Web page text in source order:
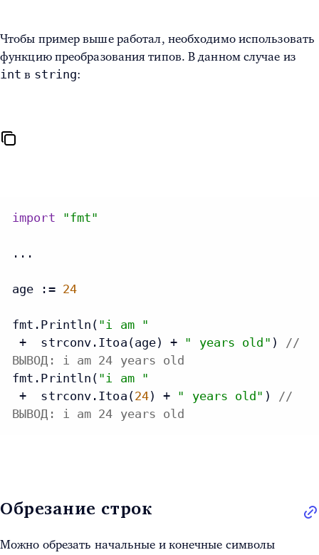
Чтобы пример выше работал, необходимо использовать
функцию преобразования типов. В данном случае из
int в string:
import "fmt"
...
age := 24
fmt.Println( "i am "
+  strconv.Itoa(age) + " years old" )
//
ВЫВОД: i am 24 years old
fmt.Println( "i am "
+  strconv.Itoa(24) + " years old" )
//
ВЫВОД: i am 24 years old
Обрезание строк
Можно обрезать начальные и конечные символы